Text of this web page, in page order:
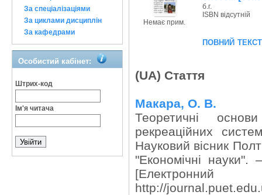
За спеціалізаціями
За циклами дисциплін
За кафедрами
Особистий кабінет:
Штрих-код
Ім'я читача
Немає прим.
б.г.
ISBN відсутній
повний текст
(UA) Стаття
Макара, О. В.
Теоретичні
рекреаційних
Науковий вісник
"Економічні
http://